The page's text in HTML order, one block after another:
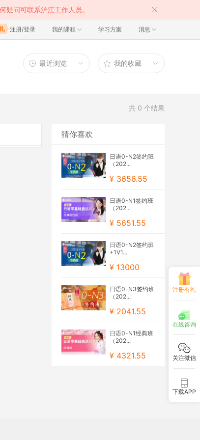
问可联系沪江工作人员。
注册/登录 我的课程 学习方案 消息
最近浏览 我的收藏
共 0 个结果
猜你喜欢
日语0-N2签约班
（202...
¥ 3656.55
日语0-N1签约班
（202...
¥ 5651.55
日语0-N2签约班
+1V1...
¥ 13000
日语0-N3签约班
（202...
¥ 2041.55
日语0-N1经典班
（202...
¥ 4321.55
注册有礼
在线咨询
关注微信
下载APP